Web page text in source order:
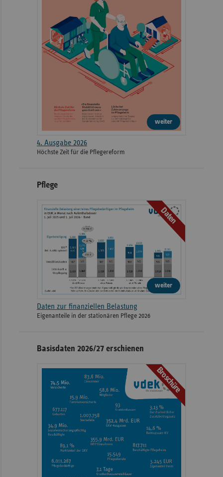
weiter
4. Ausgabe 2026
Höchste Zeit für die Pflegereform
Pflege
Daten
weiter
Daten zur finanziellen Belastung
Eigenanteile in der stationären Pflege 2026
Basisdaten 2026/27 erschienen
Broschüre